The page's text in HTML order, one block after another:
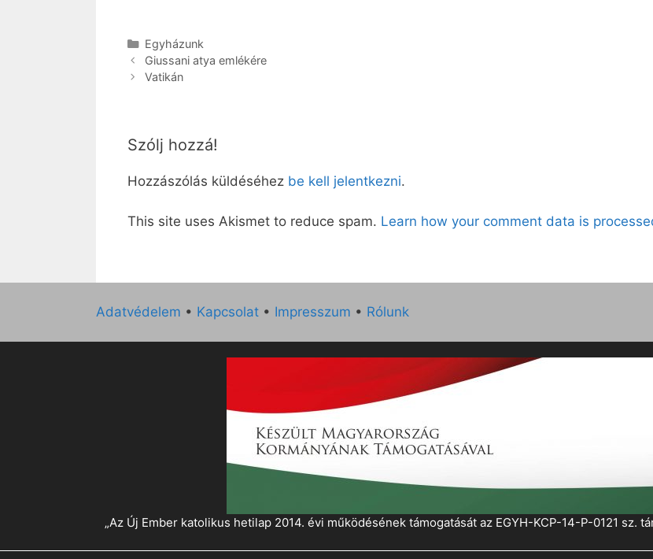
Kategória
Egyházunk
Giussani atya emlékére
Vatikán
Szólj hozzá!
Hozzászólás küldéséhez be kell jelentkezni.
This site uses Akismet to reduce spam. Learn how your comment data is
Adatvédelem • Kapcsolat • Impresszum • Rólunk
„Az Új Ember katolikus hetilap 2014. évi működésének támogatását az EGYH-KCP-14-P-0121